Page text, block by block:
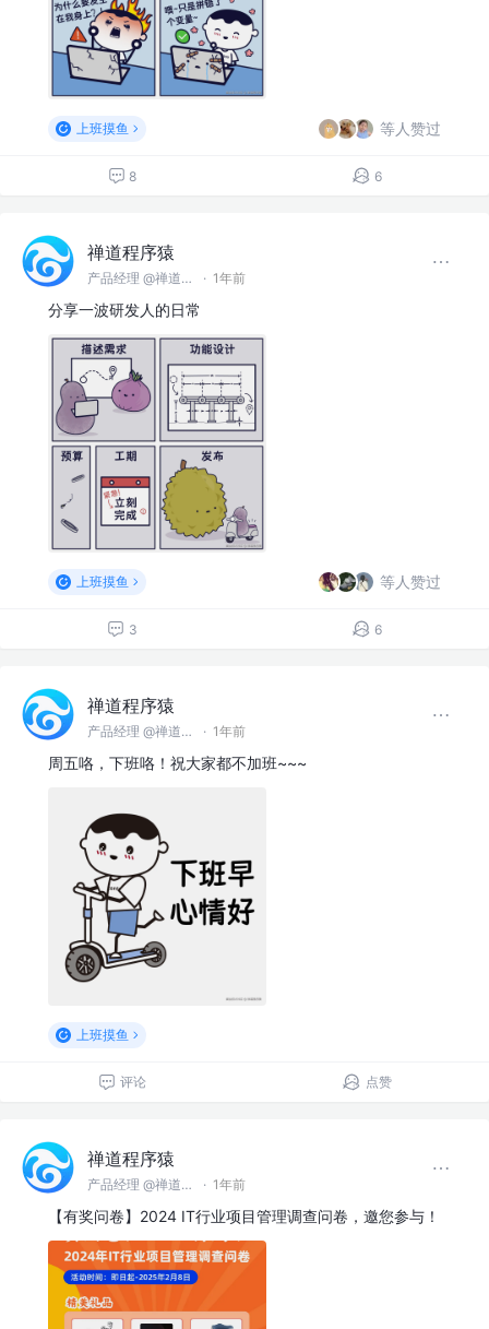
上班摸鱼 等人赞过
8 6
禅道程序猿
产品经理 @禅道软件（青岛）有限公司 · 1年前
分享一波研发人的日常
上班摸鱼 等人赞过
3 6
禅道程序猿
产品经理 @禅道软件（青岛）有限公司 · 1年前
周五咯，下班咯！祝大家都不加班~~~
上班摸鱼
评论 点赞
禅道程序猿
产品经理 @禅道软件（青岛）有限公司 · 1年前
【有奖问卷】2024 IT行业项目管理调查问卷，邀您参与！